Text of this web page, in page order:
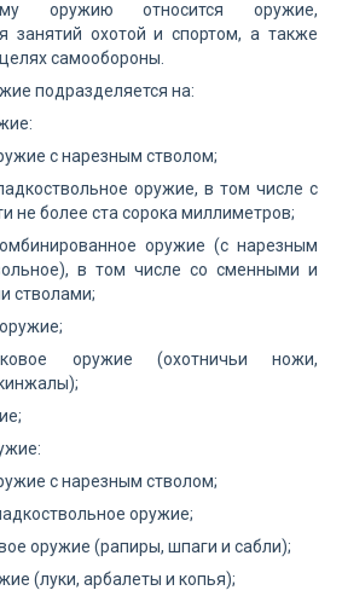
оружию относится оружие,
занятий охотой и спортом, а также
самообороны.
подразделяется на:
с нарезным стволом;
оружие, в том числе с
не более ста сорока миллиметров;
оружие (с нарезным
в том числе со сменными и
стволами;
оружие (охотничьи ножи,
с нарезным стволом;
оружие;
оружие (рапиры, шпаги и сабли);
(луки, арбалеты и копья);